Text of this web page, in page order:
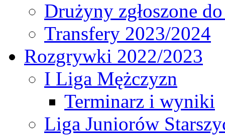
Drużyny zgłoszone
Transfery 2023/2024
Rozgrywki 2022/2023
I Liga Mężczyzn
Terminarz i wyniki
Liga Juniorów